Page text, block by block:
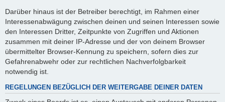
Darüber hinaus ist der Betreiber berechtigt, im Rahmen einer
Interessenabwägung zwischen deinen und seinen Interessen sowie
den Interessen Dritter, Zeitpunkte von Zugriffen und Aktionen
zusammen mit deiner IP-Adresse und der von deinem Browser
übermittelter Browser-Kennung zu speichern, sofern dies zur
Gefahrenabwehr oder zur rechtlichen Nachverfolgbarkeit
notwendig ist.
REGELUNGEN BEZÜGLICH DER WEITERGABE DEINER DATEN